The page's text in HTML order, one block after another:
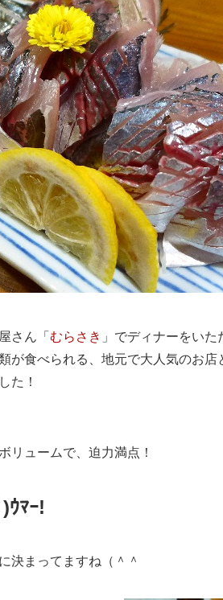
さん「 むらさき 」でディナーをいた
が食べられる、地元で大人気のお
た！
リュームで、迫力満点！
ｳﾏｰ!
決まってますね（＾＾